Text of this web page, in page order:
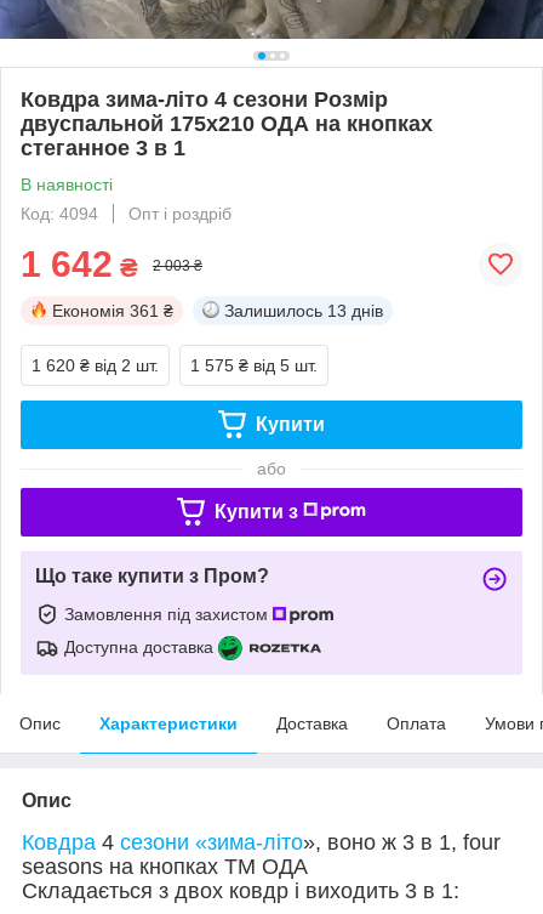
Ковдра зима-літо 4 сезони Розмір
двуспальной 175х210 ОДА на кнопках
стеганное 3 в 1
В наявності
Код: 4094
Опт і роздріб
1 642 ₴ 2 003 ₴
Економія 361 ₴ Залишилось 13 днів
1 620 ₴ від 2 шт. 1 575 ₴ від 5 шт.
Купити
або
Купити з
Що таке купити з Пром?
Замовлення під захистом
Доступна доставка
Опис Характеристики Доставка Оплата Умови
Опис
Ковдра 4 сезони «зима-літо», воно ж 3 в 1, four
seasons на кнопках ТМ ОДА
Складається з двох ковдр і виходить 3 в 1: